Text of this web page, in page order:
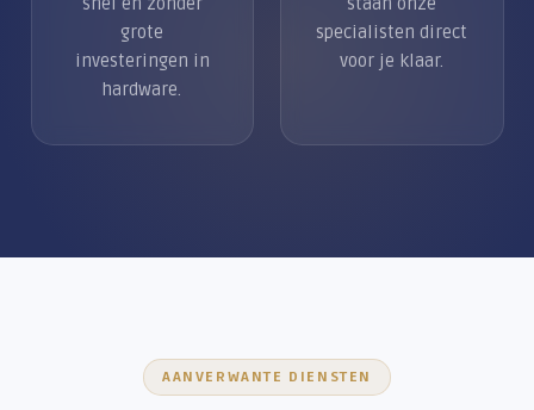
grote
investeringen in
hardware.
specialisten direct
voor je klaar.
AANVERWANTE DIENSTEN